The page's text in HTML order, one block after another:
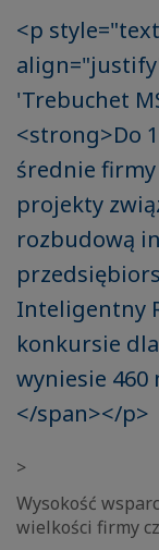
<p
'Trebuchet
<strong>Do
średnie firmy
projekty
rozbudową
Inteligentny
konkursie
wyniesie
</span></p>
>
Wysokość
wielkości firmy